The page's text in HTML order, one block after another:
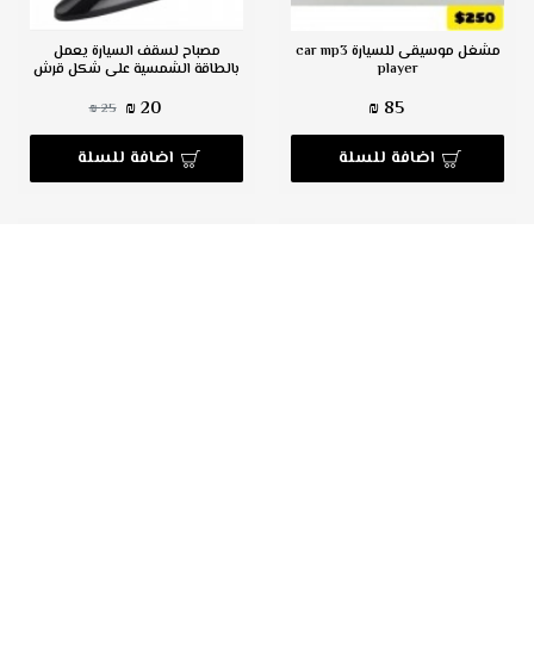
مشغل موسيقى للسيارة car mp3
player
85 ₪
اضافة للسلة
مصباح لسقف السيارة يعمل
بالطاقة الشمسية على شكل قرش
20 ₪
25 ₪
اضافة للسلة